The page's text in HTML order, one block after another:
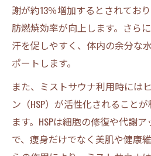
謝が約13％増加するとされてお
肪燃焼効率が向上します。さら
汗を促しやすく、体内の余分な
ポートします。
また、ミストサウナ利用時には
ン（HSP）が活性化されること
ます。HSPは細胞の修復や代謝
で、痩身だけでなく美肌や健康